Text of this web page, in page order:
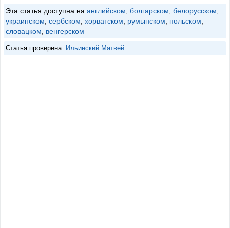
Эта статья доступна на английском болгарском белорусском
украинском сербском хорватском румынском польском
словацком
венгерском
Статья проверена: Ильинский Матвей